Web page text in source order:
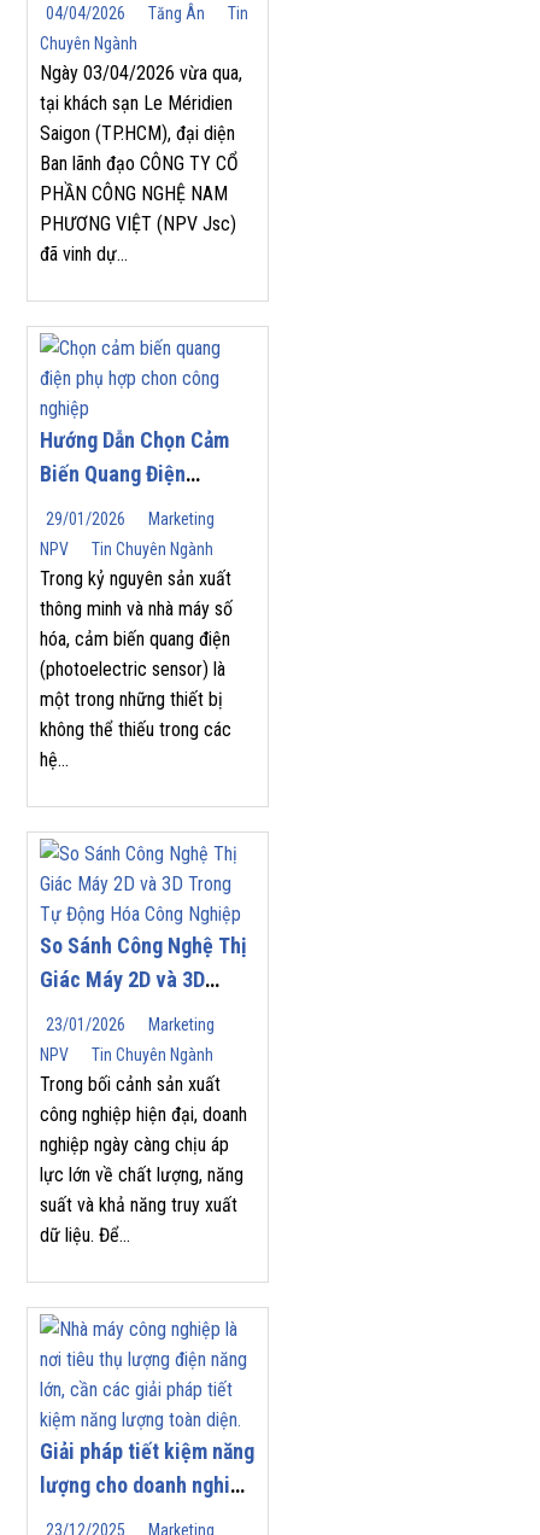
JSC) TỰ HÀO ĐÓN
NHẬN GIẢI THƯỞNG
“TOP SALES
PERFORMANCE 2025”
TẠI HỘI NGHỊ NHÀ
PHÂN PHỐI YASKAWA
2026
04/04/2026 Tăng Ân
Tin
Chuyên Ngành
Ngày 03/04/2026 vừa qua,
tại khách sạn Le Méridien
Saigon (TP.HCM), đại diện
Ban lãnh đạo CÔNG TY CỔ
PHẦN CÔNG NGHỆ NAM
PHƯƠNG VIỆT (NPV Jsc)
đã vinh dự...
Hướng Dẫn Chọn Cảm
Biến Quang Điện
(Photoelectric Sensor)
Phù Hợp Cho Tự Động
Hóa Công Nghiệp
29/01/2026
Marketing
NPV
Tin Chuyên Ngành
Trong kỷ nguyên sản xuất
thông minh và nhà máy số
hóa, cảm biến quang điện
(photoelectric sensor) là
một trong những thiết bị
không thể thiếu trong các
hệ...
So Sánh Công Nghệ Thị
Giác Máy 2D và 3D
Trong Tự Động Hóa
Công Nghiệp
23/01/2026
Marketing
NPV
Tin Chuyên Ngành
Trong bối cảnh sản xuất
công nghiệp hiện đại, doanh
nghiệp ngày càng chịu áp
lực lớn về chất lượng, năng
suất và khả năng truy xuất
dữ liệu. Để...
Giải pháp tiết kiệm năng
lượng cho doanh nghiệp
| Nam Phương Việt
23/12/2025 Marketing